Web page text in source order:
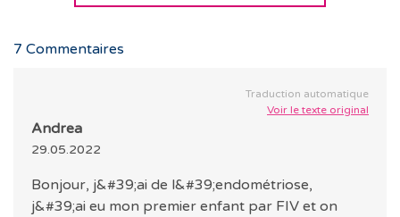
7 Commentaires
Traduction automatique
Voir le texte original
Andrea
29.05.2022
Bonjour, j&#39;ai de l&#39;endométriose,
j&#39;ai eu mon premier enfant par FIV et on